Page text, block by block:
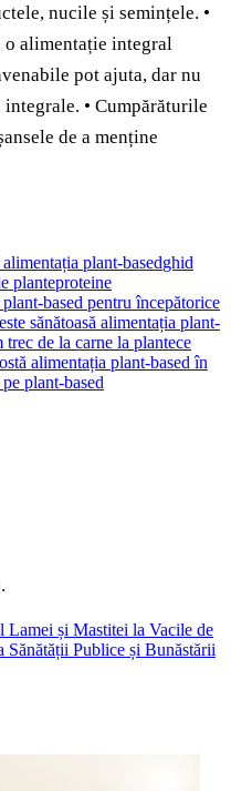
nucile și semințele. •
o alimentație integral
pot ajuta, dar nu
• Cumpărăturile
de a menține
plant-basedghid
planteproteine
based pentru începătorice
este sănătoasă alimentația plant-
trec de la carne la plantece
alimentația plant-based în
plant-based
Lamei și Mastitei la Vacile de
Sănătății Publice și Bunăstării